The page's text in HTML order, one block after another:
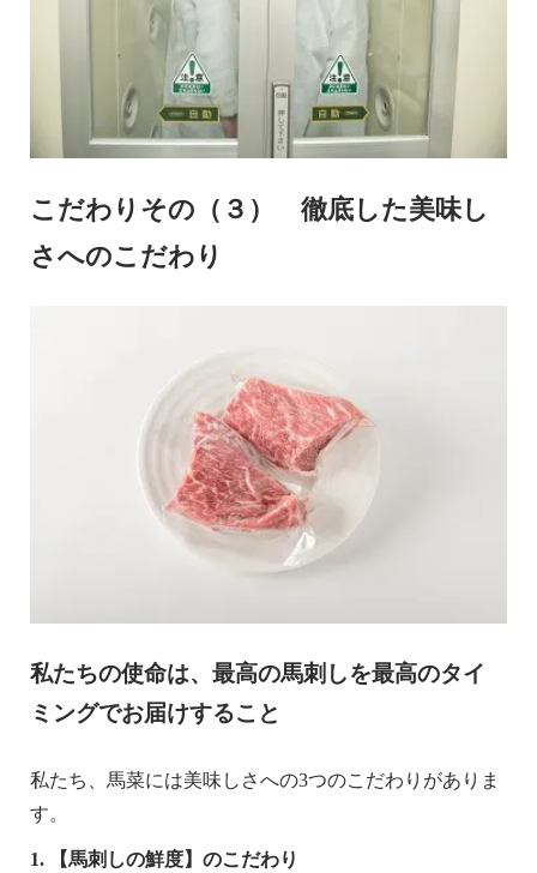
こだわりその（３） 徹底した美味し
さへのこだわり
私たちの使命は、最高の馬刺しを最高のタイ
ミングでお届けすること
私たち、馬菜には美味しさへの3つのこだわりがありま
す。
1. 【馬刺しの鮮度】のこだわり